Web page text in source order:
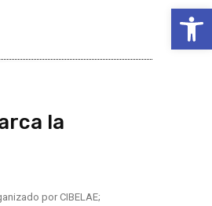
Abrir
la
por CIBELAE;